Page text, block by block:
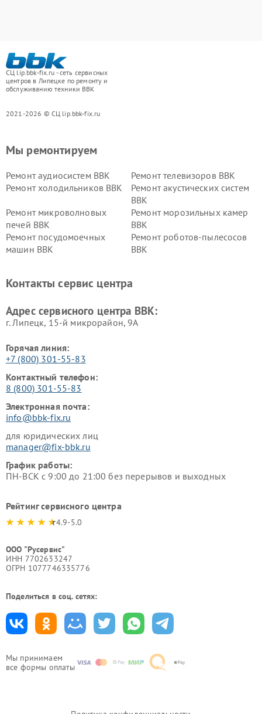
СЦ lip.bbk-fix.ru - сеть сервисных
центров в Липецке по ремонту и
обслуживанию техники BBK
2021-2026 © СЦ lip.bbk-fix.ru
Мы принимаем
все формы оплаты
Мы ремонтируем
Ремонт аудиосистем BBK
Ремонт телевизоров BBK
Ремонт холодильников BBK
Ремонт акустических систем
BBK
Ремонт микроволновых
печей BBK
Ремонт морозильных камер
BBK
Ремонт посудомоечных
машин BBK
Ремонт роботов-пылесосов
BBK
Ремонт винных шкафов BBK
Контакты сервис центра
Адрес сервисного центра BBK:
г. Липецк, 15-й микрорайон, 9А
Горячая линия:
+7 (800) 301-55-83
Контактный телефон:
8 (800) 301-55-83
Электронная почта:
info@bbk-fix.ru
для юридических лиц
manager@fix-bbk.ru
График работы:
ПН-ВСК с 9:00 до 21:00 без перерывов и выходных
Рейтинг сервисного центра
4.9-5.0
ООО "Русервис"
ИНН 7702633247
ОГРН 1077746335776
Поделиться в соц. сетях: